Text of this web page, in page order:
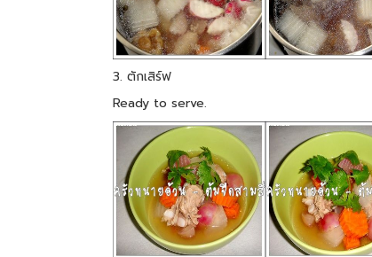
3. ตักเสิร์ฟ
Ready to serve.